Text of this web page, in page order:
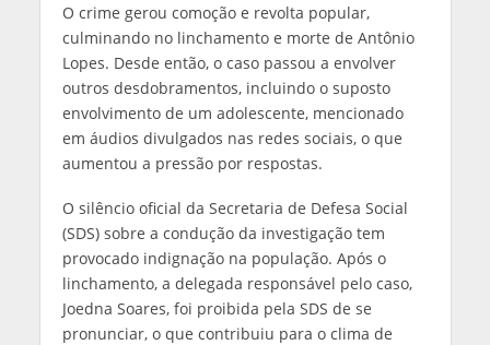
O crime gerou comoção e revolta popular,
culminando no linchamento e morte de Antônio
Lopes. Desde então, o caso passou a envolver
outros desdobramentos, incluindo o suposto
envolvimento de um adolescente, mencionado
em áudios divulgados nas redes sociais, o que
aumentou a pressão por respostas.
O silêncio oficial da Secretaria de Defesa Social
(SDS) sobre a condução da investigação tem
provocado indignação na população. Após o
linchamento, a delegada responsável pelo caso,
Joedna Soares, foi proibida pela SDS de se
pronunciar, o que contribuiu para o clima de